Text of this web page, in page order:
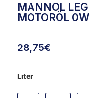
MANNOL
MOTORÖL
28,75€
Liter